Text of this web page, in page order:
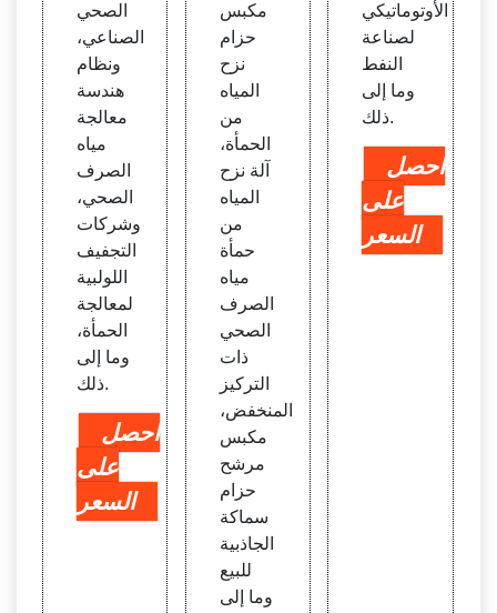
الصحي
الصناعي،
ونظام
هندسة
معالجة
مياه
الصرف
الصحي،
وشركات
التجفيف
اللولبية
لمعالجة
الحمأة،
وما إلى
ذلك.
احصل
على
السعر
مكبس
حزام
نزح
المياه
من
الحمأة،
آلة نزح
المياه
من
حمأة
مياه
الصرف
الصحي
ذات
التركيز
المنخفض،
مكبس
مرشح
حزام
سماكة
الجاذبية
للبيع
وما إلى
الأوتوماتيكي
لصناعة
النفط
وما إلى
ذلك.
احصل
على
السعر